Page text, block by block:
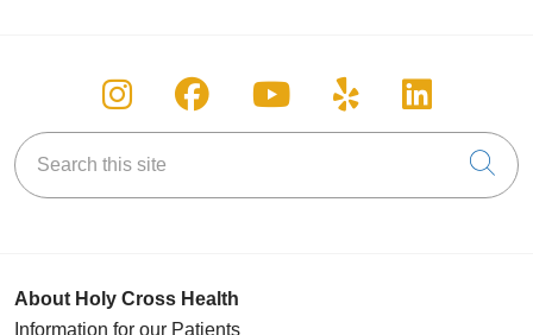
Follow us on Instagram
Follow us on Facebook
Follow us on
Follow us on
Follow
Search this site
About Holy Cross Health
Information for our Patients